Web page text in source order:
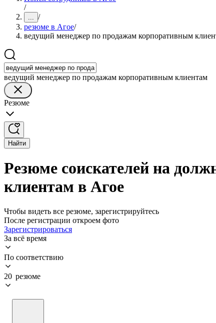
/
... /
резюме в Агое/
ведущий менеджер по продажам корпоративным
ведущий менеджер по продажам корпоративным клиентам
Резюме
Найти
Резюме соискателей на
клиентам в Агое
Чтобы видеть все резюме, зарегистрируйтесь
После регистрации откроем фото
Зарегистрироваться
За всё время
По соответствию
20 резюме